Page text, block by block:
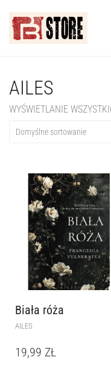
AILES
WYŚWIETLANIE
Domyślne sortowanie
Biała róża
AILES
19,99 ZŁ